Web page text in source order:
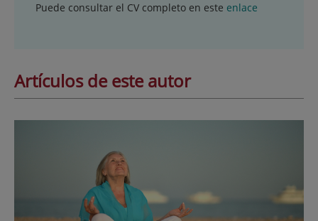
Puede consultar el CV completo en este enlace
Artículos de este autor